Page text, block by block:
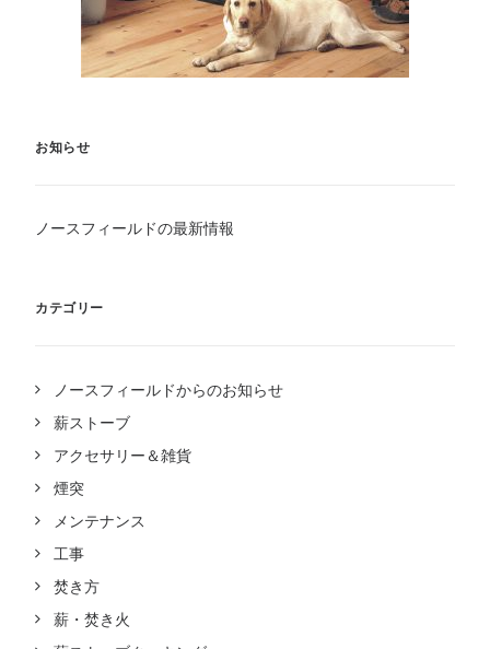
お知らせ
ノースフィールドの最新情報
カテゴリー
ノースフィールドからのお知らせ
薪ストーブ
アクセサリー＆雑貨
煙突
メンテナンス
工事
焚き方
薪・焚き火